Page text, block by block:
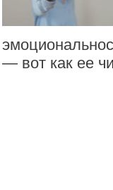
— вот как ее